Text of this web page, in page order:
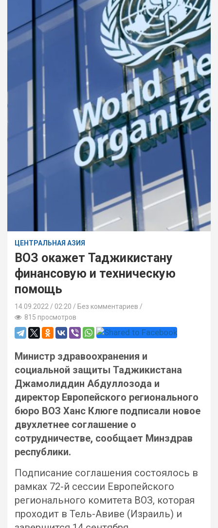
ЦЕНТРАЛЬНАЯ АЗИЯ
ВОЗ окажет Таджикистану
финансовую и техническую
помощь
14.09.2022 02:20 / Без комментариев
815 просмотров
Министр здравоохранения и
социальной защиты Таджикистана
Джамолиддин Абдуллозода и
директор Европейского регионального
бюро ВОЗ Ханс Клюге подписали новое
двухлетнее соглашение о
сотрудничестве, сообщает Минздрав
республики.
Подписание соглашения состоялось в
рамках 72-й сессии Европейского
регионального комитета ВОЗ, которая
проходит в Тель-Авиве (Израиль) и